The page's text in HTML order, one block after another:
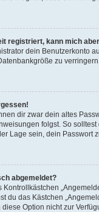
registriert, kann mich
dein Benutzerkonto
zu
dir zwar dein altes
folgst. So
Lage sein, dein Passwort
abgemeldet?
Kontrollkästchen
du das Kästchen
Option nicht zur